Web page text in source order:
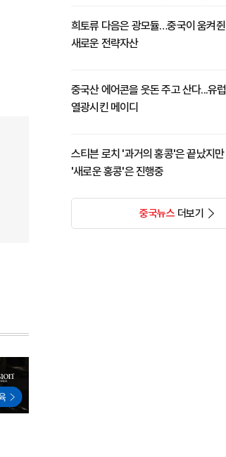
희토류 다음은 광모듈…중국이 움켜쥔
새로운 전략자산
중국산 에어콘을 웃돈 주고 산다...유럽
열광시킨 메이디
스티븐 로치 '과거의 홍콩'은 끝났지만
'새로운 홍콩'은 진행중
중국뉴스더보기